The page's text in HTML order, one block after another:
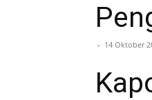
- 14 Oktober